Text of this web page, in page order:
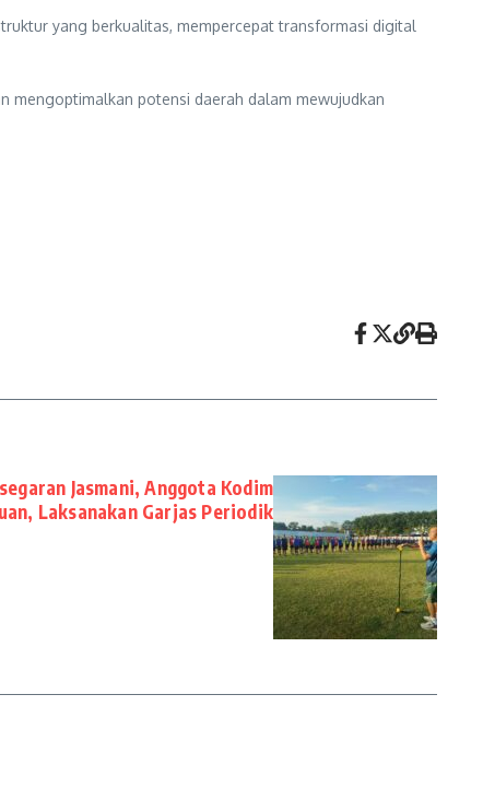
yang berkualitas, mempercepat transformasi digital
mengoptimalkan potensi daerah dalam mewujudkan
Jasmani, Anggota Kodim
Laksanakan Garjas Periodik